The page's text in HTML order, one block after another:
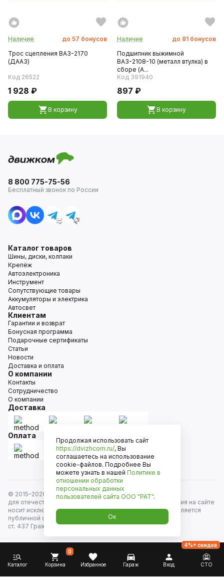
Наличие до 57 бонусов
Трос сцепления ВАЗ-2170
(ДААЗ)
Код 26522
1 928 ₽
В корзину
Наличие до 81 бонусов
Подшипник выжимной
ВАЗ-2108-10 (металл втулка) в
сборе (А...
Код 391940
897 ₽
В корзину
8 800 775-75-56
Бесплатный звонок по России
Каталог товаров
Шины, диски, колпаки
Крепёж
Автоэлектроника
Инструмент
Сопутствующие товары
Аккумуляторы и электрика
Автосвет
Клиентам
Гарантии и возврат
Бонусная программа
Подарочные сертификаты
Статьи
Новости
Доставка и оплата
О компании
Контакты
Сотрудничество
О компании
Доставка
Оплата
© 2015–2026
Движком — сеть магазинов автозапчастей
для отечественных автомобилей и иномарок. Информация на сайте
носит исключительно информационный характер и не является
публичной офертой, определяемой положениями
ст. 437 Гражданского кодекса РФ. Все права защищены.
Каталог Корзина
0
Избранное Гараж Вход СТО
4%+ скидка
Продолжая использовать сайт
https://dvizhcom.ru/, Вы
соглашаетесь на использование
cookie-файлов. Подробнее Вы
можете узнать в нашей Политике в
отношении обработки
персональных данных
пользователей сайта ООО "РАТ".
Ок